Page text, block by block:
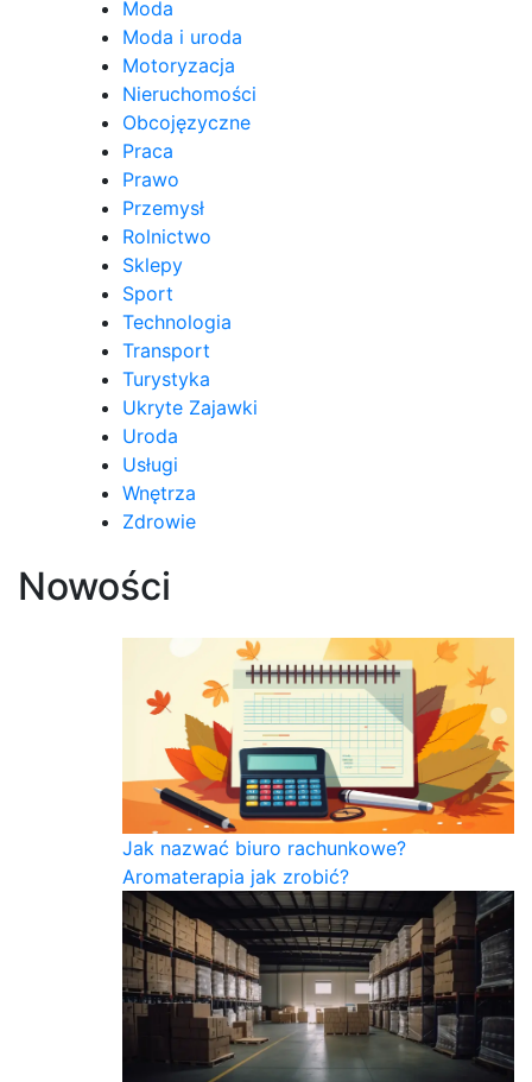
Moda
Moda i uroda
Motoryzacja
Nieruchomości
Obcojęzyczne
Praca
Prawo
Przemysł
Rolnictwo
Sklepy
Sport
Technologia
Transport
Turystyka
Ukryte Zajawki
Uroda
Usługi
Wnętrza
Zdrowie
Nowości
Jak nazwać biuro rachunkowe?
Aromaterapia jak zrobić?